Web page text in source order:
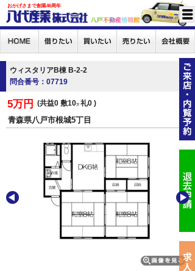
おかげさまで創業46周年
ウィスタリアB棟 B-2-2
問合番号：07719
5万円 共益0 敷10万 礼0
青森県八戸市根城5丁目